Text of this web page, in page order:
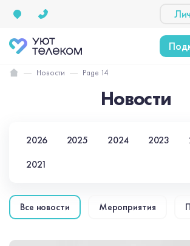
Новости Page 14
Новости
2026 2025 2024 2023
2021
Все новости Мероприятия